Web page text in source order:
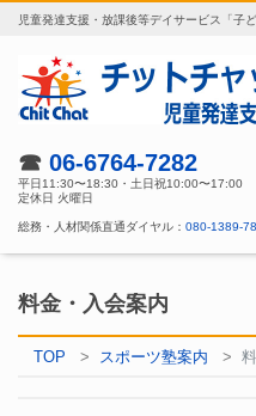
児童発達支援・放課後等デイサービス「子
☎ 06-6764-7282
平日11:30〜18:30・土日祝10:00〜17:00
定休日 火曜日
総務・人材関係直通ダイヤル： 080-1389-
料金・入会案内
TOP スポーツ塾案内